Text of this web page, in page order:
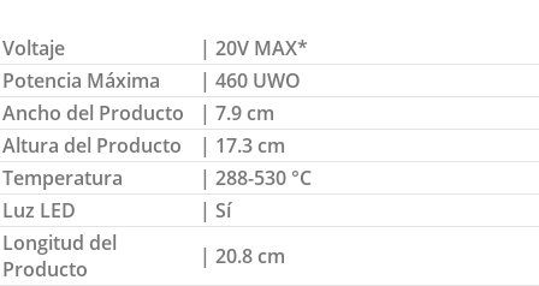
Voltaje
| 20V MAX*
Potencia Máxima
| 460 UWO
Ancho del Producto
| 7.9 cm
Altura del Producto
| 17.3 cm
Temperatura
| 288-530 °C
Luz LED
| Sí
Longitud del
Producto
| 20.8 cm